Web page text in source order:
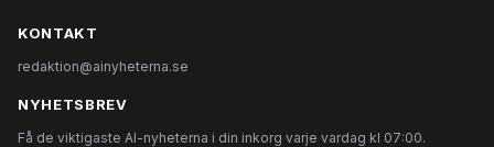
KONTAKT
redaktion@ainyheterna.se
NYHETSBREV
Få de viktigaste AI-nyheterna i din inkorg varje vardag kl 07:00.